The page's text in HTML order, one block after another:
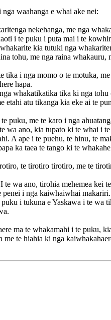
waahanga e whai ake nei:
nekehanga, me nga
i te puku i puta mai i te
kia tutuki nga
tohu, me nga raina
i nga momo o te motuka,
hapa.
whakatikatika tika ki nga
atu tikanga kia eke ai te
puku, me te karo i nga
ano, kia tupato ki te whai i
A ape i te puehu, te hinu, te
ka taea te tango ki te
te tirotiro tirotiro, me te
wa ano, tirohia mehemea
penei i nga kaiwhaiwhai makariri.
i tukuna e Yaskawa i te
ma te whakamahi i te puku,
te hiahia ki nga